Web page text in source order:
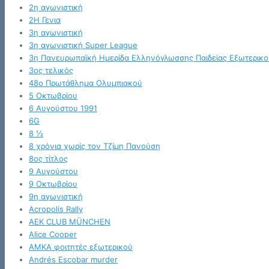
2η αγωνιστική
2Η Γενια
3η αγωνιστική
3η αγωνιστική Super League
3η Πανευρωπαϊκή Ημερίδα Ελληνόγλωσσης Παιδείας
3ος τελικός
48ο Πρωτάθλημα Ολυμπιακού
5 Οκτωβρίου
6 Αυγούστου 1991
6G
8 ½
8 χρόνια χωρίς τον Τζίμη Πανούση
8ος τίτλος
9 Αυγούστου
9 Οκτωβρίου
9η αγωνιστική
Acropolis Rally
AEK CLUB MÜNCHEN
Alice Cooper
AMKA φοιτητές εξωτερικού
Andrés Escobar murder